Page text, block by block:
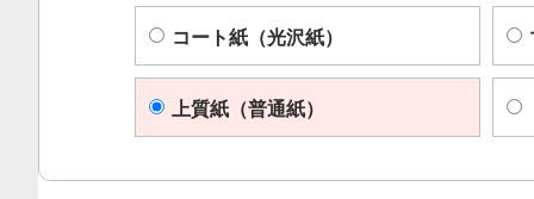
コート紙（光沢紙）
上質紙（普通紙）